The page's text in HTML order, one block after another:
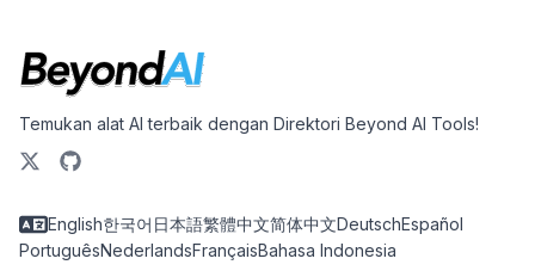
Temukan alat AI terbaik dengan Direktori Beyond AI Tools!
English한국어 日本語繁體中文简体中文DeutschEspañol
PortuguêsNederlandsFrançaisBahasa Indonesia